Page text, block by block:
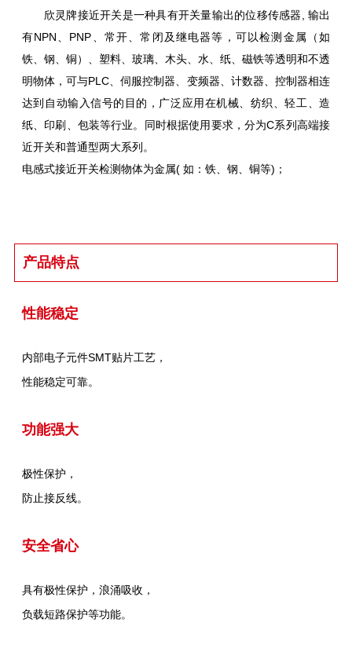
欣灵牌接近开关是一种具有开关量输出的位移传感器, 输出
有NPN、PNP、常开、常闭及继电器等，可以检测金属（如
铁、钢、铜）、塑料、玻璃、木头、水、纸、磁铁等透明和不透
明物体，可与PLC、伺服控制器、变频器、计数器、控制器相连
达到自动输入信号的目的，广泛应用在机械、纺织、轻工、造
纸、印刷、包装等行业。同时根据使用要求，分为C系列高端接
近开关和普通型两大系列。
电感式接近开关检测物体为金属( 如：铁、钢、铜等)；
产品特点
性能稳定
内部电子元件SMT贴片工艺，
性能稳定可靠。
功能强大
极性保护，
防止接反线。
安全省心
具有极性保护，浪涌吸收，
负载短路保护等功能。